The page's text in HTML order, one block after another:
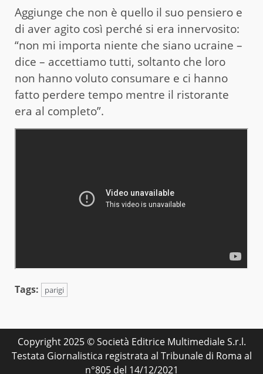
Aggiunge che non è quello il suo pensiero e
di aver agito così perché si era innervosito:
“non mi importa niente che siano ucraine –
dice – accettiamo tutti, soltanto che loro
non hanno voluto consumare e ci hanno
fatto perdere tempo mentre il ristorante
era al completo”.
Tags: parigi
Copyright 2025 © Società Editrice Multimediale S.r.l.
Testata Giornalistica registrata al Tribunale di Roma al
n°805 del 14/12/2021